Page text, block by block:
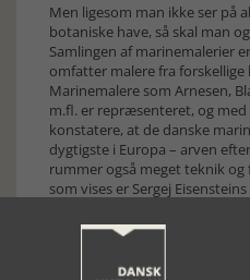
Men ligesom man ikke ser på
botaniske have, så skal man
Samlingen af marinemalerier
omfatter malere fra forskellige
Marinemalere som Arnesen,
m.fl. er repræsenteret, og
konstatere, at de danske
dygtigste i Europa – arven
rummer også meget teknik og
som vises er Sergej
skildrer dramatisk et mytteri i
tanken hen på et andet